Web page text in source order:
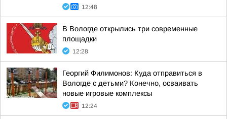
12:48
В Вологде открылись три современные
площадки
12:28
Георгий Филимонов: Куда отправиться в
Вологде с детьми? Конечно, осваивать
новые игровые комплексы
12:24